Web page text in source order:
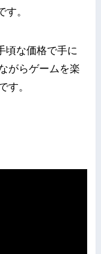
。
頃な価格で手に
がらゲームを楽
す。